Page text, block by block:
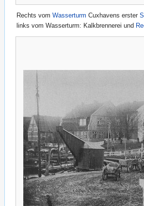
Rechts vom Wasserturm Cuxhavens erster
links vom Wasserturm: Kalkbrennerei und